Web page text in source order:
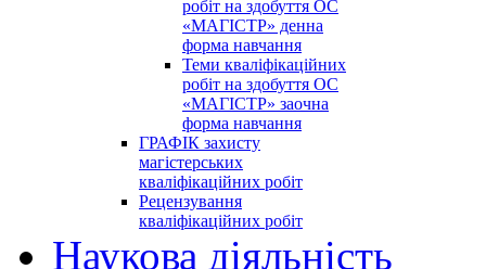
робіт на здобуття ОС
«МАГІСТР» денна
форма навчання
Теми кваліфікаційних
робіт на здобуття ОС
«МАГІСТР» заочна
форма навчання
ГРАФІК захисту
магістерських
кваліфікаційних робіт
Рецензування
кваліфікаційних робіт
Наукова діяльність